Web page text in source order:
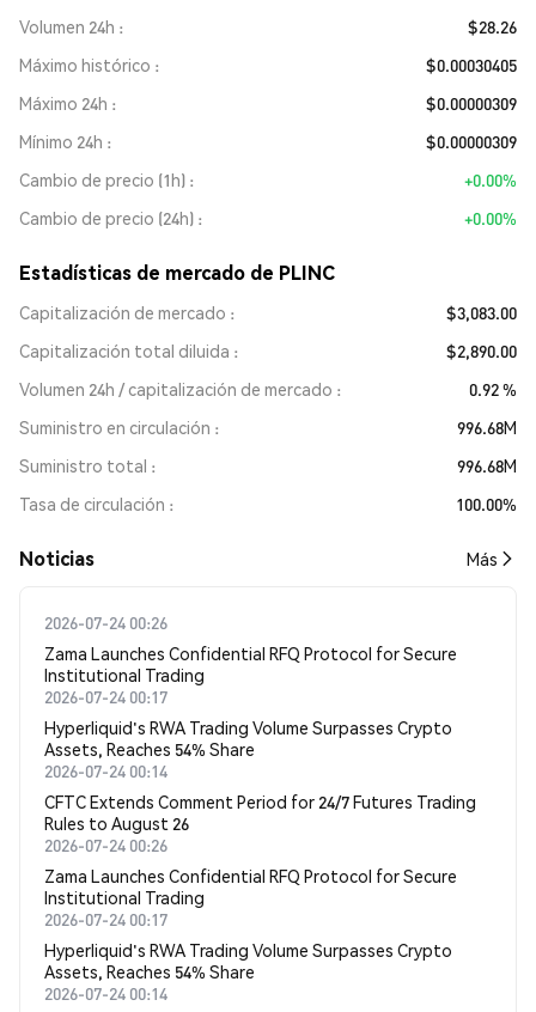
Volumen 24h
$28.26
Máximo histórico
$0.00030405
Máximo 24h
$0.00000309
Mínimo 24h
$0.00000309
Cambio de precio (1h)
+0.00%
Cambio de precio (24h)
+0.00%
Estadísticas de mercado de PLINC
Capitalización de mercado
$3,083.00
Capitalización total diluida
$2,890.00
Volumen 24h / capitalización de mercado
0.92 %
Suministro en circulación
996.68M
Suministro total
996.68M
Tasa de circulación
100.00%
Noticias Más
2026-07-24 00:26
Zama Launches Confidential RFQ Protocol for Secure
Institutional Trading
2026-07-24 00:17
Hyperliquid's RWA Trading Volume Surpasses Crypto
Assets, Reaches 54% Share
2026-07-24 00:14
CFTC Extends Comment Period for 24/7 Futures Trading
Rules to August 26
2026-07-24 00:26
Zama Launches Confidential RFQ Protocol for Secure
Institutional Trading
2026-07-24 00:17
Hyperliquid's RWA Trading Volume Surpasses Crypto
Assets, Reaches 54% Share
2026-07-24 00:14